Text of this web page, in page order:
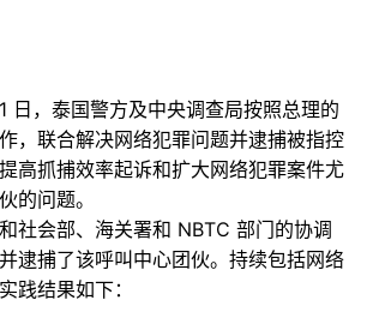
日，泰国警方及中央调查局按照总理的
，联合解决网络犯罪问题并逮捕被指控
高抓捕效率起诉和扩大网络犯罪案件尤
的问题。
社会部、海关署和 NBTC 部门的协调
逮捕了该呼叫中心团伙。持续包括网络
践结果如下：